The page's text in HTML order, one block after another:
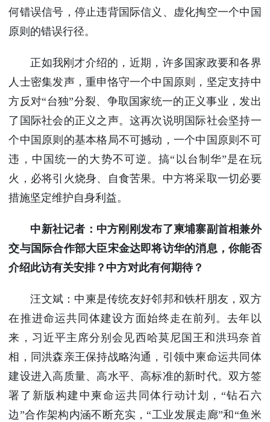
何错误信号，停止违背国际信义、虚化掏空一个中国
原则的错误行径。
正如我刚才介绍的，近期，许多国家政要和各界
人士密集发声，重申恪守一个中国原则，坚定支持中
方反对“台独”分裂、争取国家统一的正义事业，发出
了国际社会的正义之声。这再次说明国际社会坚持一
个中国原则的基本格局不可撼动，一个中国原则不可
违，中国统一的大势不可逆。搞“以台制华”是在玩
火，必将引火烧身、自食苦果。中方将采取一切必要
措施坚定维护自身利益。
中新社记者：中方刚刚发布了柬埔寨副首相兼外
交与国际合作部大臣宋金达即将访华的消息，你能否
介绍此访有关安排？中方对此有何期待？
汪文斌：中柬是传统友好邻邦和铁杆朋友，双方
在推进命运共同体建设方面始终走在前列。去年以
来，习近平主席分别会见西哈莫尼国王和洪玛奈首
相，同洪森亲王保持战略沟通，引领中柬命运共同体
建设进入高质量、高水平、高标准的新时代。双方签
署了新版构建中柬命运共同体行动计划，“钻石六
边”合作架构内涵不断充实，“工业发展走廊”和“鱼米